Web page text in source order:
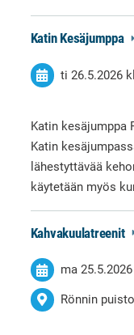
Katin Kesäjumppa
ti 26.5.2026
Katin kesäjumppa
Katin
lähestyttävää
käytetään myös
Kahvakuulatreenit
ma 25.5.2026
Rönnin